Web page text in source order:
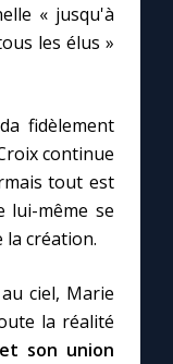
« jusqu'à
les élus »
fidèlement
continue
tout est
lui-même se
la création.
ciel, Marie
la réalité
et son union